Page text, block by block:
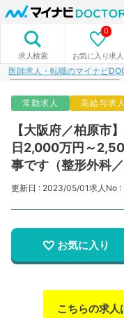
求人検索 お気に入り求人
0
医師求人・転職のマイナビ
常勤求人 高給与求人
【大阪府／柏原市
日2,000万円～
事です（整形外科／
更新日 : 2023/05/01求人No
お気に入り
こちらの求人